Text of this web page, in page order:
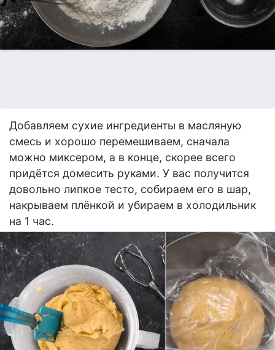
Добавляем сухие ингредиенты в масляную
смесь и хорошо перемешиваем, сначала
можно миксером, а в конце, скорее всего
придётся домесить руками. У вас получится
довольно липкое тесто, собираем его в шар,
накрываем плёнкой и убираем в холодильник
на 1 час.